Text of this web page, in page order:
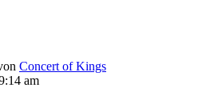
Concert of Kings
am